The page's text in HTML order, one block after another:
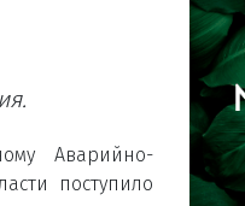
Аварийно-
поступило